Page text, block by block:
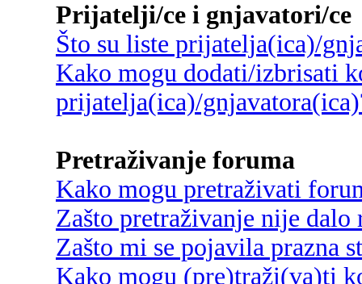
Prijatelji/ce i gnjavatori/ce
Što su liste prijatelja(ica)/
Kako mogu dodati/izbrisati
prijatelja(ica)/
Pretraživanje foruma
Kako mogu pretraživati
Zašto pretraživanje nije dalo
Zašto mi se pojavila prazna
Kako mogu (pre)traži(va)ti